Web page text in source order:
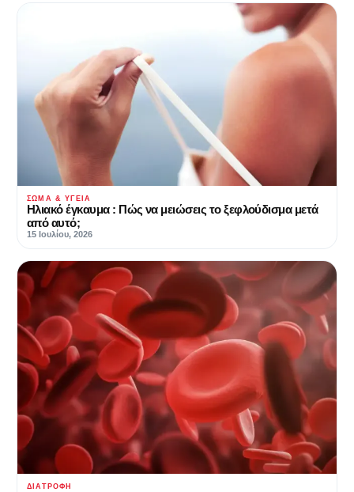
ΣΏΜΑ & ΥΓΕΊΑ
Ηλιακό έγκαυμα : Πώς να μειώσεις το ξεφλούδισμα μετά
από αυτό;
15 Ιουλίου, 2026
ΔΙΑΤΡΟΦΉ